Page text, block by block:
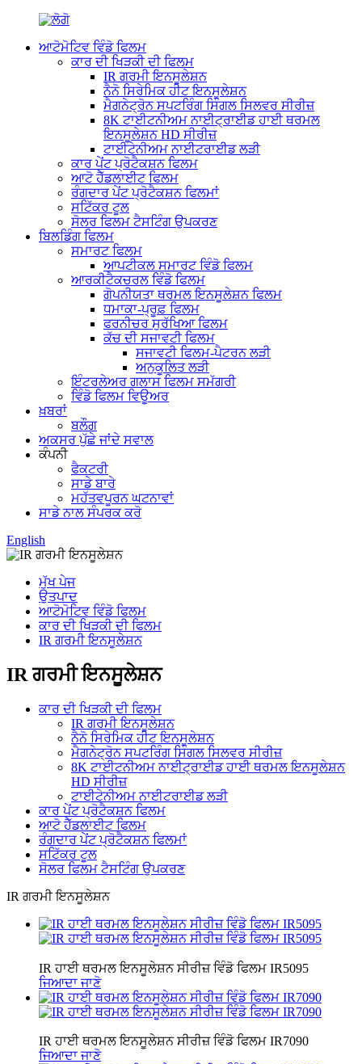
ਆਟੋਮੋਟਿਵ ਵਿੰਡੋ ਫਿਲਮ
ਕਾਰ ਦੀ ਖਿੜਕੀ ਦੀ ਫਿਲਮ
IR ਗਰਮੀ ਇਨਸੂਲੇਸ਼ਨ
ਨੈਨੋ ਸਿਰੇਮਿਕ ਹੀਟ ਇਨਸੂਲੇਸ਼ਨ
ਮੈਗਨੇਟ੍ਰੋਨ ਸਪਟਰਿੰਗ ਸਿੰਗਲ ਸਿਲਵਰ ਸੀਰੀਜ਼
8K ਟਾਈਟਨੀਅਮ ਨਾਈਟ੍ਰਾਈਡ ਹਾਈ ਥਰਮਲ
ਇਨਸੂਲੇਸ਼ਨ HD ਸੀਰੀਜ਼
ਟਾਈਟੇਨੀਅਮ ਨਾਈਟਰਾਈਡ ਲੜੀ
ਕਾਰ ਪੇਂਟ ਪ੍ਰੋਟੈਕਸ਼ਨ ਫਿਲਮ
ਆਟੋ ਹੈੱਡਲਾਈਟ ਫਿਲਮ
ਰੰਗਦਾਰ ਪੇਂਟ ਪ੍ਰੋਟੈਕਸ਼ਨ ਫਿਲਮਾਂ
ਸਟਿੱਕਰ ਟੂਲ
ਸੋਲਰ ਫਿਲਮ ਟੈਸਟਿੰਗ ਉਪਕਰਣ
ਬਿਲਡਿੰਗ ਫਿਲਮ
ਸਮਾਰਟ ਫਿਲਮ
ਆਪਟੀਕਲ ਸਮਾਰਟ ਵਿੰਡੋ ਫਿਲਮ
ਆਰਕੀਟੈਕਚਰਲ ਵਿੰਡੋ ਫਿਲਮ
ਗੋਪਨੀਯਤਾ ਥਰਮਲ ਇਨਸੂਲੇਸ਼ਨ ਫਿਲਮ
ਧਮਾਕਾ-ਪ੍ਰੂਫ਼ ਫਿਲਮ
ਫਰਨੀਚਰ ਸੁਰੱਖਿਆ ਫਿਲਮ
ਕੱਚ ਦੀ ਸਜਾਵਟੀ ਫਿਲਮ
ਸਜਾਵਟੀ ਫਿਲਮ-ਪੈਟਰਨ ਲੜੀ
ਅਨੁਕੂਲਿਤ ਲੜੀ
ਇੰਟਰਲੇਅਰ ਗਲਾਸ ਫਿਲਮ ਸਮੱਗਰੀ
ਵਿੰਡੋ ਫਿਲਮ ਵਿਊਅਰ
ਖ਼ਬਰਾਂ
ਬਲੌਗ
ਅਕਸਰ ਪੁੱਛੇ ਜਾਂਦੇ ਸਵਾਲ
ਕੰਪਨੀ
ਫੈਕਟਰੀ
ਸਾਡੇ ਬਾਰੇ
ਮਹੱਤਵਪੂਰਨ ਘਟਨਾਵਾਂ
ਸਾਡੇ ਨਾਲ ਸੰਪਰਕ ਕਰੋ
English
ਮੁੱਖ ਪੇਜ
ਉਤਪਾਦ
ਆਟੋਮੋਟਿਵ ਵਿੰਡੋ ਫਿਲਮ
ਕਾਰ ਦੀ ਖਿੜਕੀ ਦੀ ਫਿਲਮ
IR ਗਰਮੀ ਇਨਸੂਲੇਸ਼ਨ
IR ਗਰਮੀ ਇਨਸੂਲੇਸ਼ਨ
ਕਾਰ ਦੀ ਖਿੜਕੀ ਦੀ ਫਿਲਮ
IR ਗਰਮੀ ਇਨਸੂਲੇਸ਼ਨ
ਨੈਨੋ ਸਿਰੇਮਿਕ ਹੀਟ ਇਨਸੂਲੇਸ਼ਨ
ਮੈਗਨੇਟ੍ਰੋਨ ਸਪਟਰਿੰਗ ਸਿੰਗਲ ਸਿਲਵਰ ਸੀਰੀਜ਼
8K ਟਾਈਟਨੀਅਮ ਨਾਈਟ੍ਰਾਈਡ ਹਾਈ ਥਰਮਲ ਇਨਸੂਲੇਸ਼ਨ
HD ਸੀਰੀਜ਼
ਟਾਈਟੇਨੀਅਮ ਨਾਈਟਰਾਈਡ ਲੜੀ
ਕਾਰ ਪੇਂਟ ਪ੍ਰੋਟੈਕਸ਼ਨ ਫਿਲਮ
ਆਟੋ ਹੈੱਡਲਾਈਟ ਫਿਲਮ
ਰੰਗਦਾਰ ਪੇਂਟ ਪ੍ਰੋਟੈਕਸ਼ਨ ਫਿਲਮਾਂ
ਸਟਿੱਕਰ ਟੂਲ
ਸੋਲਰ ਫਿਲਮ ਟੈਸਟਿੰਗ ਉਪਕਰਣ
IR ਗਰਮੀ ਇਨਸੂਲੇਸ਼ਨ
IR ਹਾਈ ਥਰਮਲ ਇਨਸੂਲੇਸ਼ਨ ਸੀਰੀਜ਼ ਵਿੰਡੋ ਫਿਲਮ IR5095
ਜਿਆਦਾ ਜਾਣੋ
IR ਹਾਈ ਥਰਮਲ ਇਨਸੂਲੇਸ਼ਨ ਸੀਰੀਜ਼ ਵਿੰਡੋ ਫਿਲਮ IR7090
ਜਿਆਦਾ ਜਾਣੋ